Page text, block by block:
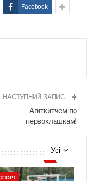
Facebook
НАСТУПНИЙ ЗАПИС
Агиткитчем по
первоклашкам!
Усі